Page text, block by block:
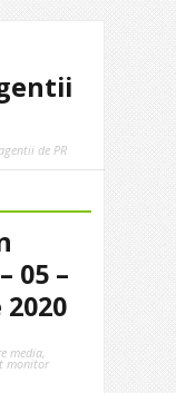
de PR
05 –
media,
monitor